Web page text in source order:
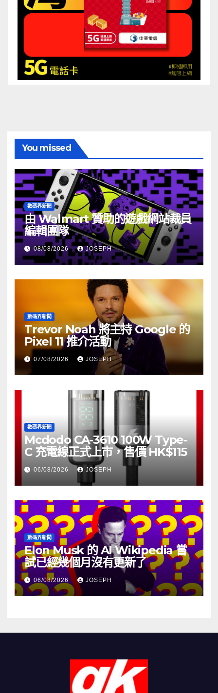
You missed
數碼界新聞
由 Walmart 贊助的遊戲網站裁員
編輯團隊
08/08/2026 JOSEPH
數碼界新聞
Trevor Noah 將主持 Google 的
Pixel 11 推介活動
07/08/2026 JOSEPH
數碼界新聞
Mcdodo CA-3610 100W Type-
C 充電線正式上市，售價 HK$115
06/08/2026 JOSEPH
數碼界新聞
Elon Musk 的 AI Wikipedia 嘗
試已經幾個月沒有更新了
06/08/2026 JOSEPH